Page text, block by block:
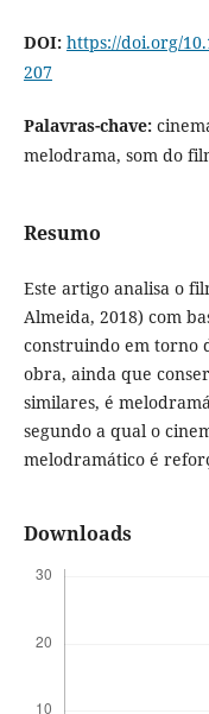
DOI: https://doi.org/
207
Palavras-chave:
melodrama, som do
Resumo
Este artigo analisa o
Almeida, 2018) com
construindo em torno
obra, ainda que
similares, é
segundo a qual o
melodramático é
Downloads